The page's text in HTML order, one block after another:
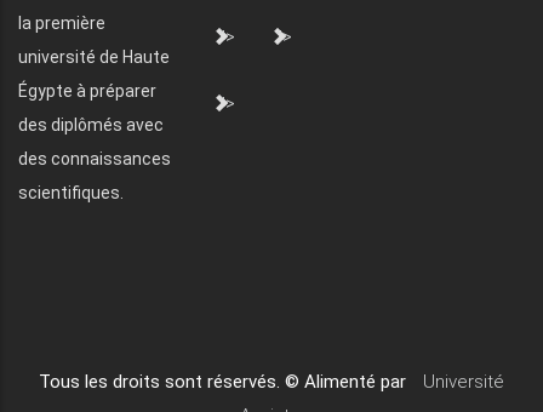
la première
université de Haute
Égypte à préparer
des diplômés avec
des connaissances
scientifiques.
"> ">
">
Tous les droits sont réservés. © Alimenté par
Université